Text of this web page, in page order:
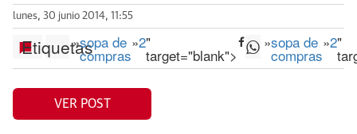
lunes, 30 junio 2014, 11:55
Etiquetas
»sopa de
compras
»2"
target="blank">
»sopa de
compras
»2"
VER POST